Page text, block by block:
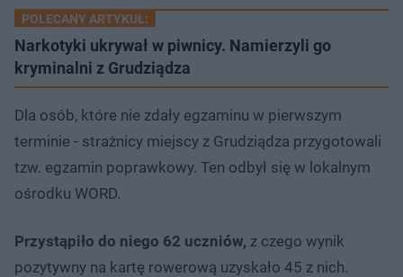
POLECANY ARTYKUŁ:
Narkotyki ukrywał w piwnicy. Namierzyli go
kryminalni z Grudziądza
Dla osób, które nie zdały egzaminu w pierwszym
terminie - strażnicy miejscy z Grudziądza przygotowali
tzw. egzamin poprawkowy. Ten odbył się w lokalnym
ośrodku WORD.
Przystąpiło do niego 62 uczniów, z czego wynik
pozytywny na kartę rowerową uzyskało 45 z nich.